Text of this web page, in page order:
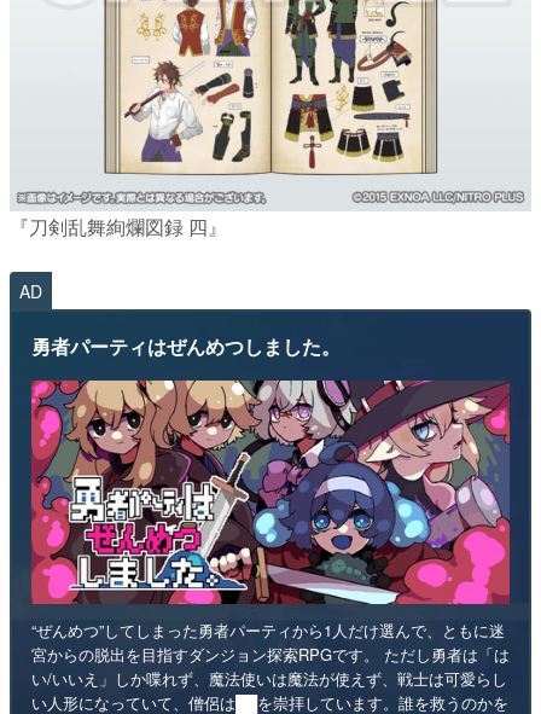
『刀剣乱舞絢爛図録 四』
AD
勇者パーティはぜんめつしました。
“ぜんめつ”してしまった勇者パーティから1人だけ選んで、ともに迷
宮からの脱出を目指すダンジョン探索RPGです。 ただし勇者は「は
い/いいえ」しか喋れず、魔法使いは魔法が使えず、戦士は可愛らし
い人形になっていて、僧侶は██を崇拝しています。誰を救うのかを